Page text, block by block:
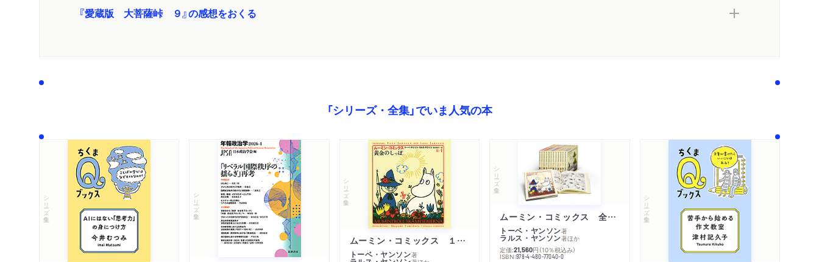
『愛蔵版 大菩薩峠 ９』の感想をおくる
「シリーズ・全集」でいま人気の本
シリーズ・全集 シリーズ・全集
シリーズ・全集
ムーミン・コミックス １ 黄金のしっぽ
トーベ・ヤンソン著
シリーズ・全集
ムーミン・コミックス 全１４巻セット
トーベ・ヤンソン著
ラルス・ヤンソン著ほか
定価:21,560円 （10％税込み）
ISBN:978-4-480-77040-0
シリーズ・全集